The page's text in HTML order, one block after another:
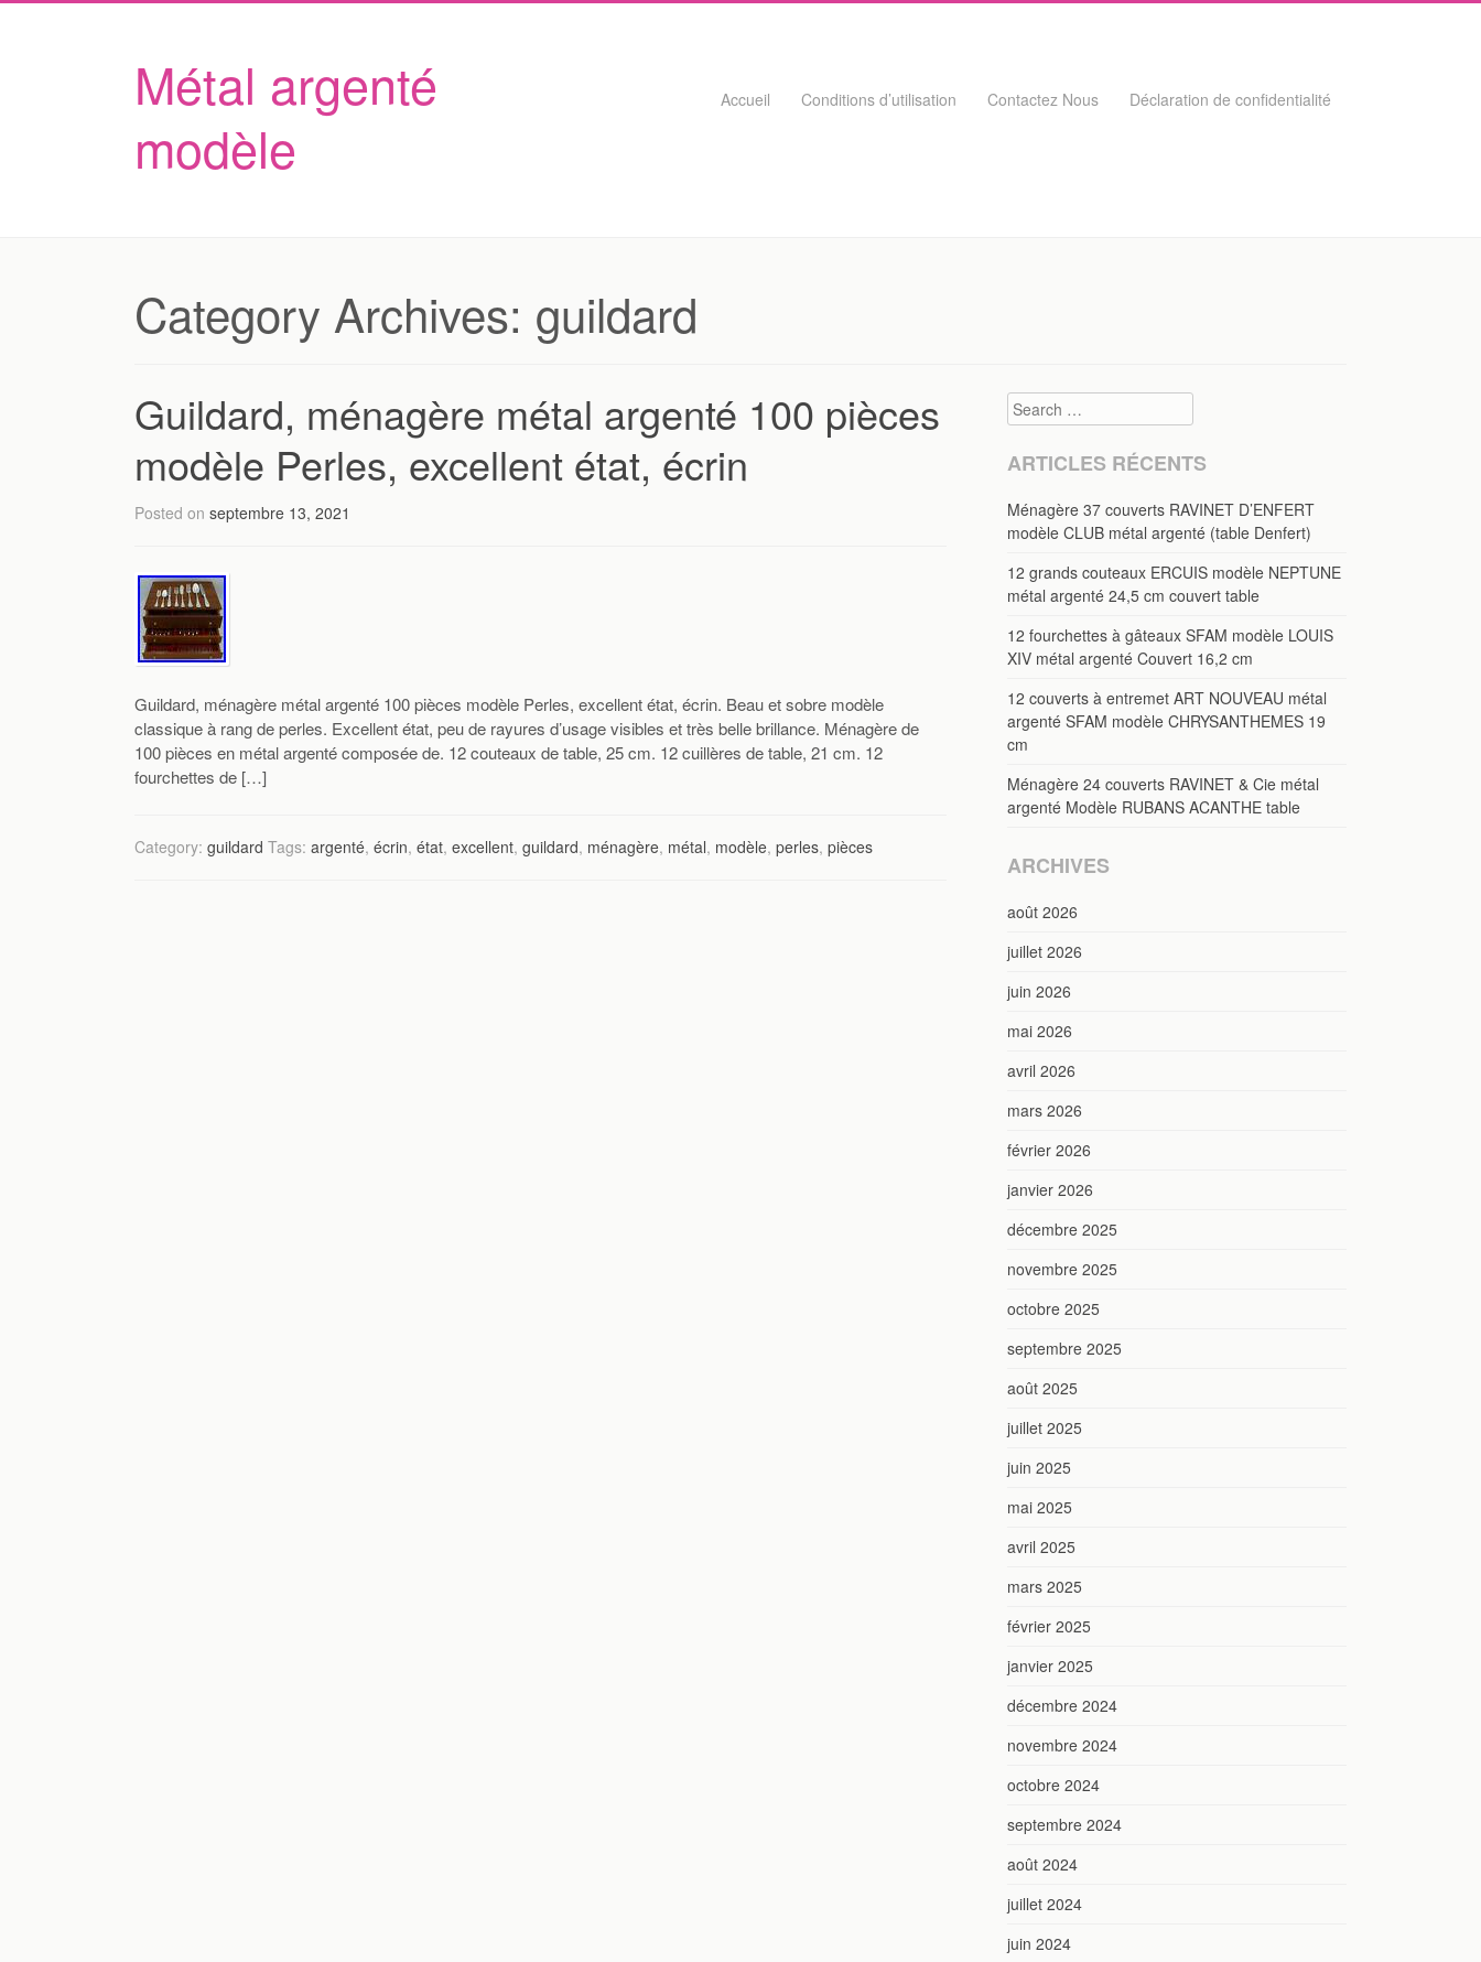
Métal argenté
modèle
Skip to content
Accueil Conditions d’utilisation Contactez Nous Déclaration de confidentialité
Category Archives: guildard
Guildard, ménagère métal argenté 100 pièces
modèle Perles, excellent état, écrin
Posted on septembre 13, 2021
Guildard, ménagère métal argenté 100 pièces modèle Perles, excellent état, écrin. Beau et sobre modèle
classique à rang de perles. Excellent état, peu de rayures d’usage visibles et très belle brillance. Ménagère de
100 pièces en métal argenté composée de. 12 couteaux de table, 25 cm. 12 cuillères de table, 21 cm. 12
fourchettes de […]
Category: guildard Tags: argenté, écrin, état, excellent, guildard, ménagère, métal, modèle, perles, pièces
Search
ARTICLES RÉCENTS
Ménagère 37 couverts RAVINET D’ENFERT
modèle CLUB métal argenté (table Denfert)
12 grands couteaux ERCUIS modèle NEPTUNE
métal argenté 24,5 cm couvert table
12 fourchettes à gâteaux SFAM modèle LOUIS
XIV métal argenté Couvert 16,2 cm
12 couverts à entremet ART NOUVEAU métal
argenté SFAM modèle CHRYSANTHEMES 19
cm
Ménagère 24 couverts RAVINET & Cie métal
argenté Modèle RUBANS ACANTHE table
ARCHIVES
août 2026
juillet 2026
juin 2026
mai 2026
avril 2026
mars 2026
février 2026
janvier 2026
décembre 2025
novembre 2025
octobre 2025
septembre 2025
août 2025
juillet 2025
juin 2025
mai 2025
avril 2025
mars 2025
février 2025
janvier 2025
décembre 2024
novembre 2024
octobre 2024
septembre 2024
août 2024
juillet 2024
juin 2024